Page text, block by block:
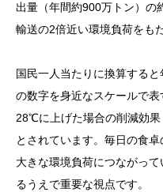
出量（年間約900万トン）の
輸送の2倍近い環境負荷をも
国民一人当たりに換算する
の数字を身近なスケールで
28℃に上げた場合の削減効
とされています。毎日の食
大きな環境負荷につながっ
るうえで重要な視点です。